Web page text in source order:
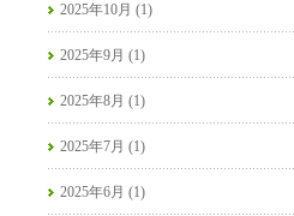
2025年10月 (1)
2025年9月 (1)
2025年8月 (1)
2025年7月 (1)
2025年6月 (1)